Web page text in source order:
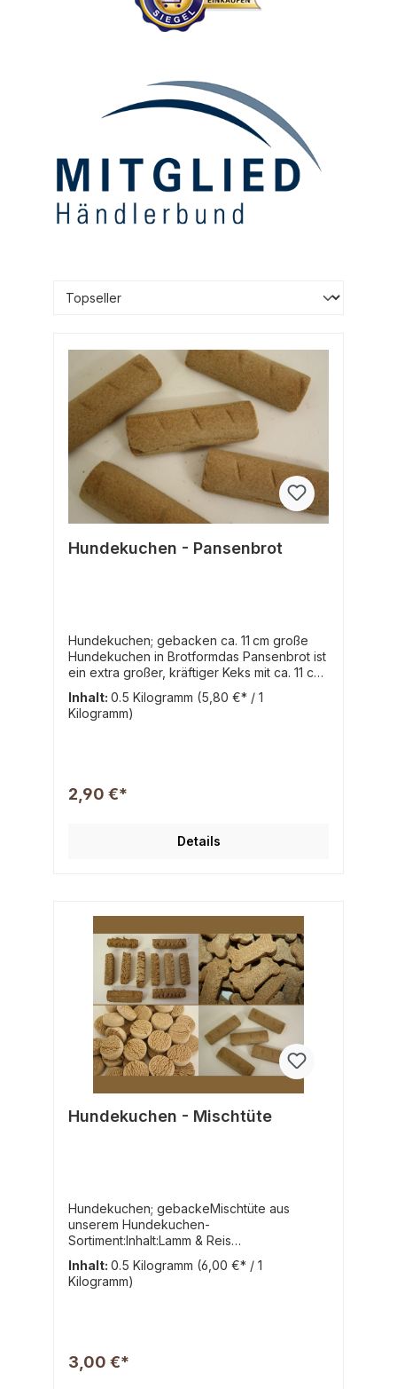
Hundekuchen - Pansenbrot
Hundekuchen; gebacken ca. 11 cm große
Hundekuchen in Brotformdas Pansenbrot ist
ein extra großer, kräftiger Keks mit ca. 11 cm
Länge. Durch seine dicke und feste
Beschaffenheit bietet er nicht nur langes
Kauvergnügen, sondern auch einen
gerne kräftiger kauen.
tierische Nebenerzeugnisse(1,5% Pansen),
pflanzliche Eiweißextrakte, Öle und Fette,
Inhalt: 0.5 Kilogramm (5,80 €* / 1
Kilogramm)
2,90 €*
Details
Hundekuchen - Mischtüte
Hundekuchen; gebackeMischtüte aus
unserem Hundekuchen-
Sortiment:Inhalt:Lamm & Reis
Taler: Zusammensetzung: Getreide (4%
Reis), Fleisch und tierische
Nebenerzeugnisse( 1,5% Lamm), Öle &
Fleisch und tierische Nebenerzeugnisse,
Inhalt: 0.5 Kilogramm (6,00 €* / 1
Kilogramm)
3,00 €*